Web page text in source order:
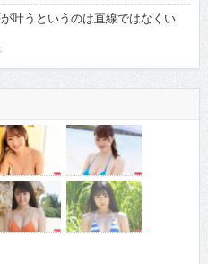
うというのは直線ではなくい